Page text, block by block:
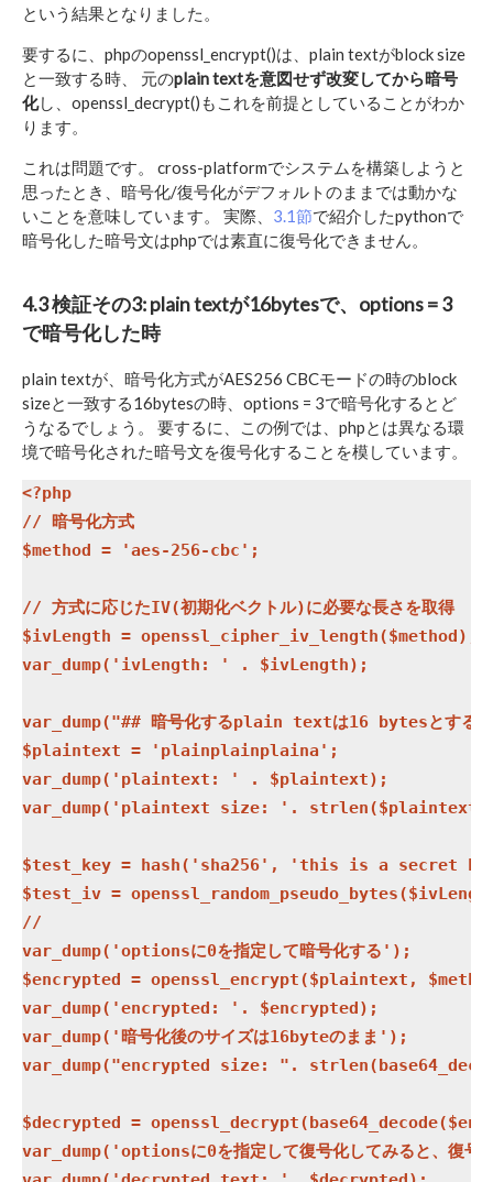
という結果となりました。
要するに、phpのopenssl_encrypt()は、plain textがblock size
と一致する時、 元のplain textを意図せず改変してから暗号
化し、openssl_decrypt()もこれを前提としていることがわか
ります。
これは問題です。 cross-platformでシステムを構築しようと
思ったとき、暗号化/復号化がデフォルトのままでは動かな
いことを意味しています。 実際、 3.1節で紹介したpythonで
暗号化した暗号文はphpでは素直に復号化できません。
4.3 検証その3: plain textが16bytesで、options = 3
で暗号化した時
plain textが、暗号化方式がAES256 CBCモードの時のblock
sizeと一致する16bytesの時、options = 3で暗号化するとど
うなるでしょう。 要するに、この例では、phpとは異なる環
境で暗号化された暗号文を復号化することを模しています。
<?php
// 暗号化方式
$method = 'aes-256-cbc';
// 方式に応じたIV(初期化ベクトル)に必要な長さを取得
$ivLength = openssl_cipher_iv_length($method);
var_dump('ivLength: ' . $ivLength);
var_dump("## 暗号化するplain textは16 bytesとす
$plaintext = 'plainplainplaina';
var_dump('plaintext: ' . $plaintext);
var_dump('plaintext size: '.
$test_key = hash('sha256', 'this is a secret
$test_iv =
//
var_dump('optionsに0を指定して暗号化する');
$encrypted = openssl_encrypt($plaintext,
var_dump('encrypted: '. $encrypted);
var_dump('暗号化後のサイズは16byteのまま');
var_dump("encrypted size: ".
$decrypted =
var_dump('optionsに0を指定して復号化してみると、復